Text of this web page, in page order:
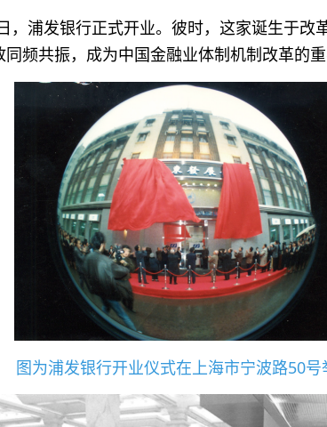
，浦发银行正式开业。彼时，这家诞生于改
频共振，成为中国金融业体制机制改革的重
图为浦发银行开业仪式在上海市宁波路50号